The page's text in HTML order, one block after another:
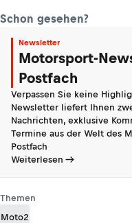
Schon gesehen?
Newsletter
Motorsport-
Postfach
Verpassen Sie keine
Newsletter liefert Ihnen
Nachrichten, exklusive
Termine aus der Welt des
Postfach
Weiterlesen
Themen
Moto2